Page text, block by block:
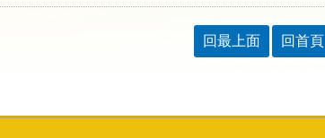
回最上面 回首頁